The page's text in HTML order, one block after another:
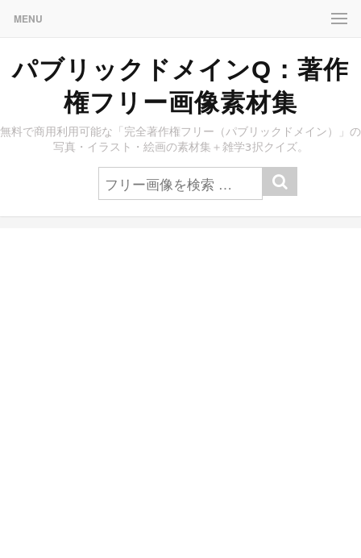
MENU
パブリックドメインQ：著作
権フリー画像素材集
無料で商用利用可能な「完全著作権フリー（パブリックドメイン）」の
写真・イラスト・絵画の素材集＋雑学3択クイズ。